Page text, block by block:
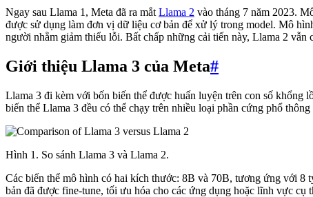
Ngay sau Llama 1, Meta đã ra mắt Llama 2 vào tháng 7 năm 2023.
được sử dụng làm đơn vị dữ liệu cơ bản để xử lý trong model. Mô
người nhằm giảm thiểu lỗi. Bất chấp những cải tiến này, Llama 2
Giới thiệu Llama 3 của Meta#
Llama 3 đi kèm với bốn biến thể được huấn luyện trên con số khổng
biến thể Llama 3 đều có thể chạy trên nhiều loại phần cứng phổ
Hình 1. So sánh Llama 3 và Llama 2.
Các biến thể mô hình có hai kích thước: 8B và 70B, tương ứng với 8
bản đã được fine-tune, tối ưu hóa cho các ứng dụng hoặc lĩnh vực cụ